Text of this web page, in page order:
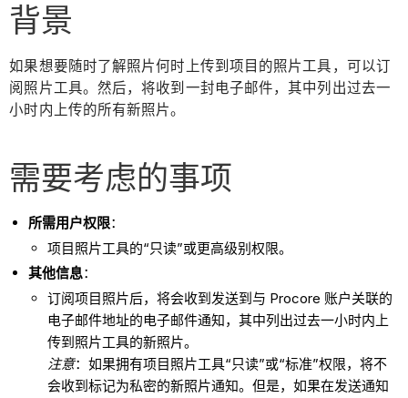
背景
如果想要随时了解照片何时上传到项目的照片工具，可以订
阅照片工具。然后，将收到一封电子邮件，其中列出过去一
小时内上传的所有新照片。
需要考虑的事项
所需用户权限：
项目照片工具的“只读”或更高级别权限。
其他信息：
订阅项目照片后，将会收到发送到与 Procore 账户关联的
电子邮件地址的电子邮件通知，其中列出过去一小时内上
传到照片工具的新照片。
注意：如果拥有项目照片工具“只读”或“标准”权限，将不
会收到标记为私密的新照片通知。但是，如果在发送通知